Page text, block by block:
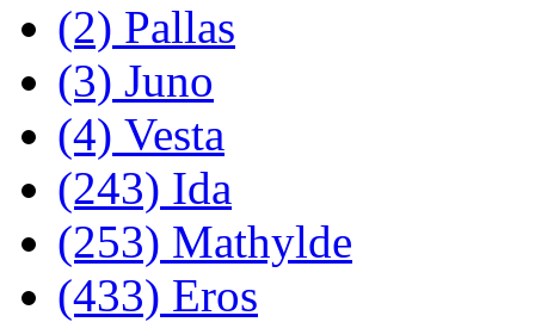
(2) Pallas
(3) Juno
(4) Vesta
(243) Ida
(253) Mathylde
(433) Eros